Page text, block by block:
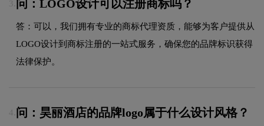
3. 问：LOGO设计可以注册商标吗？
答：可以，我们拥有专业的商标代理资质，能够为客户提供从
LOGO设计到商标注册的一站式服务，确保您的品牌标识获得
法律保护。
4. 问：昊丽酒店的品牌logo属于什么设计风格？